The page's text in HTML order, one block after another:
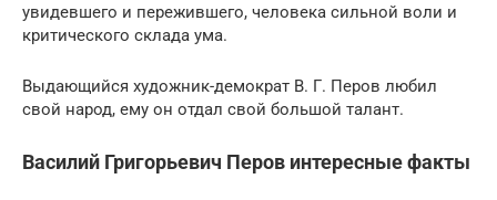
увидевшего и пережившего, человека сильной воли и
критического склада ума.
Выдающийся художник-демократ В. Г. Перов любил
свой народ, ему он отдал свой большой талант.
Василий Григорьевич Перов интересные факты